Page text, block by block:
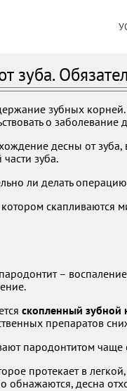
зуба.
зубных
о заболевание
десны от
зуба.
котором скапливаются
–
скопленный зубной
препаратов
пародонтитом
протекает в
обнажаются, десна